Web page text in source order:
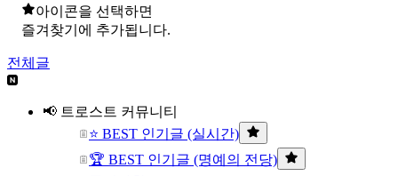
아이콘을 선택하면
즐겨찾기에 추가됩니다.
전체글
📢 트로스트 커뮤니티
⭐ BEST 인기글 (실시간)
🏆 BEST 인기글 (명예의 전당)